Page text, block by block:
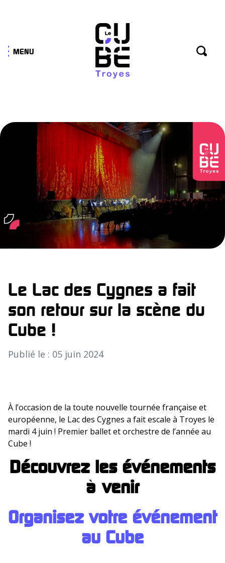
MENU
Le Lac des Cygnes a fait
son retour sur la scène du
Cube !
Publié le : 05 juin 2024
À l’occasion de la toute nouvelle tournée française et
européenne, le Lac des Cygnes a fait escale à Troyes le
mardi 4 juin ! Premier ballet et orchestre de l’année au
Cube !
Découvrez les événements
à venir
Organisez votre événement
au Cube